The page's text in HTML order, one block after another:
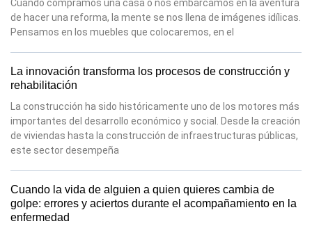
Cuando compramos una casa o nos embarcamos en la aventura
de hacer una reforma, la mente se nos llena de imágenes idílicas.
Pensamos en los muebles que colocaremos, en el
La innovación transforma los procesos de construcción y
rehabilitación
La construcción ha sido históricamente uno de los motores más
importantes del desarrollo económico y social. Desde la creación
de viviendas hasta la construcción de infraestructuras públicas,
este sector desempeña
Cuando la vida de alguien a quien quieres cambia de
golpe: errores y aciertos durante el acompañamiento en la
enfermedad